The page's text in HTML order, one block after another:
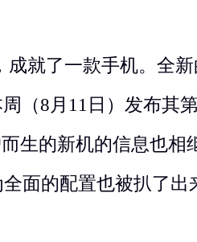
成就了一款手机。全
（8月11日）发布其
生的新机的信息也相
面的配置也被扒了出